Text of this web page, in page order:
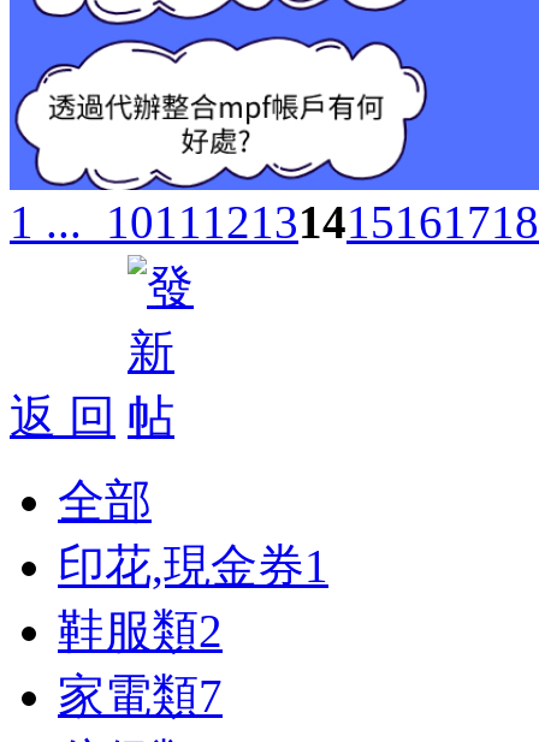
1 ... 101112131415161718
返 回
全部
印花,現金券1
鞋服類2
家電類7